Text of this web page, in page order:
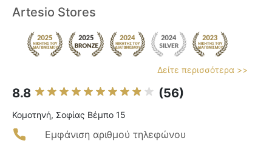
Artesio Stores
Δείτε περισσότερα >>
8.8 (56)
Κομοτηνή, Σοφίας Βέμπο 15
Εμφάνιση αριθμού τηλεφώνου